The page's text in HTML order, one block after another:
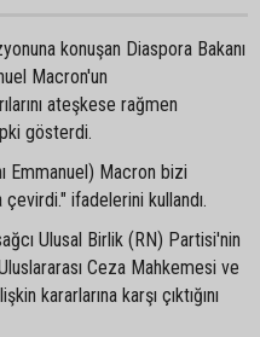
konuşan Diaspora Bakanı
Macron'un
ateşkese rağmen
gösterdi.
Emmanuel) Macron bizi
çevirdi." ifadelerini kullandı.
Ulusal Birlik (RN) Partisi'nin
Ceza Mahkemesi ve
kararlarına karşı çıktığını